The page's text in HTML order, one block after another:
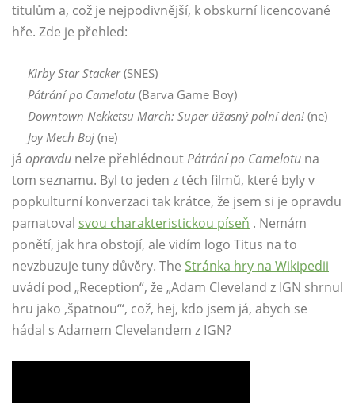
titulům a, což je nejpodivnější, k obskurní licencované
hře. Zde je přehled:
Kirby Star Stacker(SNES)
Pátrání po Camelotu (Barva Game Boy)
Downtown Nekketsu March: Super úžasný polní den! (ne)
Joy Mech Boj (ne)
já opravdu nelze přehlédnoutPátrání po Camelotu na
tom seznamu. Byl to jeden z těch filmů, které byly v
popkulturní konverzaci tak krátce, že jsem si je opravdu
pamatoval svou charakteristickou píseň . Nemám
ponětí, jak hra obstojí, ale vidím logo Titus na to
nevzbuzuje tuny důvěry. The Stránka hry na Wikipedii
uvádí pod „Reception“, že „Adam Cleveland z IGN shrnul
hru jako ‚špatnou‘“, což, hej, kdo jsem já, abych se
hádal s Adamem Clevelandem z IGN?